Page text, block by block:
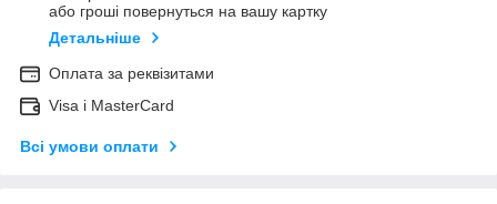
або гроші повернуться на вашу картку
Детальніше
Оплата за реквізитами
Visa і MasterCard
Всі умови оплати